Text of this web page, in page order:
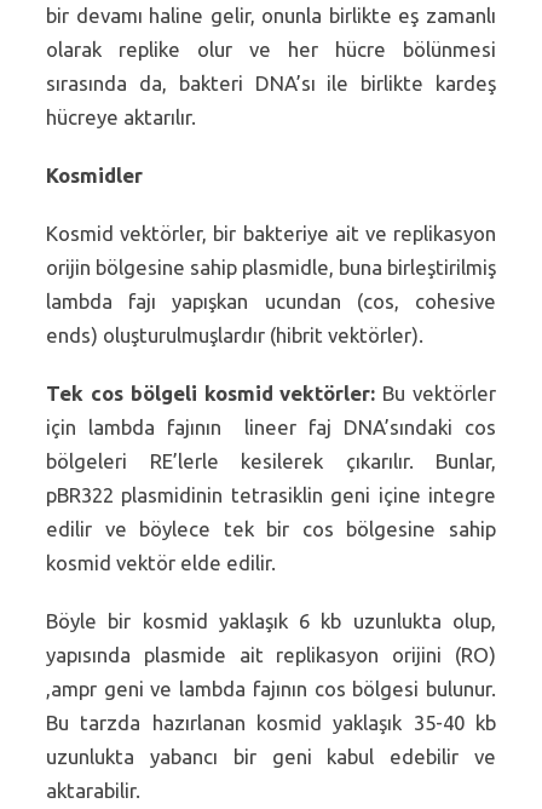
bir devamı haline gelir, onunla birlikte eş zamanlı
olarak replike olur ve her hücre bölünmesi
sırasında da, bakteri DNA’sı ile birlikte kardeş
hücreye aktarılır.
Kosmidler
Kosmid vektörler, bir bakteriye ait ve replikasyon
orijin bölgesine sahip plasmidle, buna birleştirilmiş
lambda fajı yapışkan ucundan (cos, cohesive
ends) oluşturulmuşlardır (hibrit vektörler).
Tek cos bölgeli kosmid vektörler: Bu vektörler
için lambda fajının lineer faj DNA’sındaki cos
bölgeleri RE’lerle kesilerek çıkarılır. Bunlar,
pBR322 plasmidinin tetrasiklin geni içine integre
edilir ve böylece tek bir cos bölgesine sahip
kosmid vektör elde edilir.
Böyle bir kosmid yaklaşık 6 kb uzunlukta olup,
yapısında plasmide ait replikasyon orijini (RO)
,ampr geni ve lambda fajının cos bölgesi bulunur.
Bu tarzda hazırlanan kosmid yaklaşık 35-40 kb
uzunlukta yabancı bir geni kabul edebilir ve
aktarabilir.